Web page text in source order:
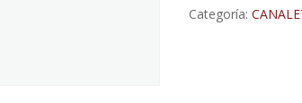
560
Categoría: